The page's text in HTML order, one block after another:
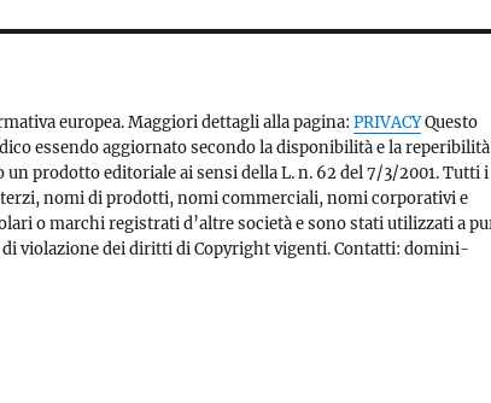
europea. Maggiori dettagli alla pagina:PRIVACYQuesto
essendo aggiornato secondo la disponibilità e la reperibilità
prodotto editoriale ai sensi della L. n. 62 del 7/3/2001. Tutti i
nomi di prodotti, nomi commerciali, nomi corporativi e
o marchi registrati d’altre società e sono stati utilizzati a
violazione dei diritti di Copyright vigenti. Contatti: domini-